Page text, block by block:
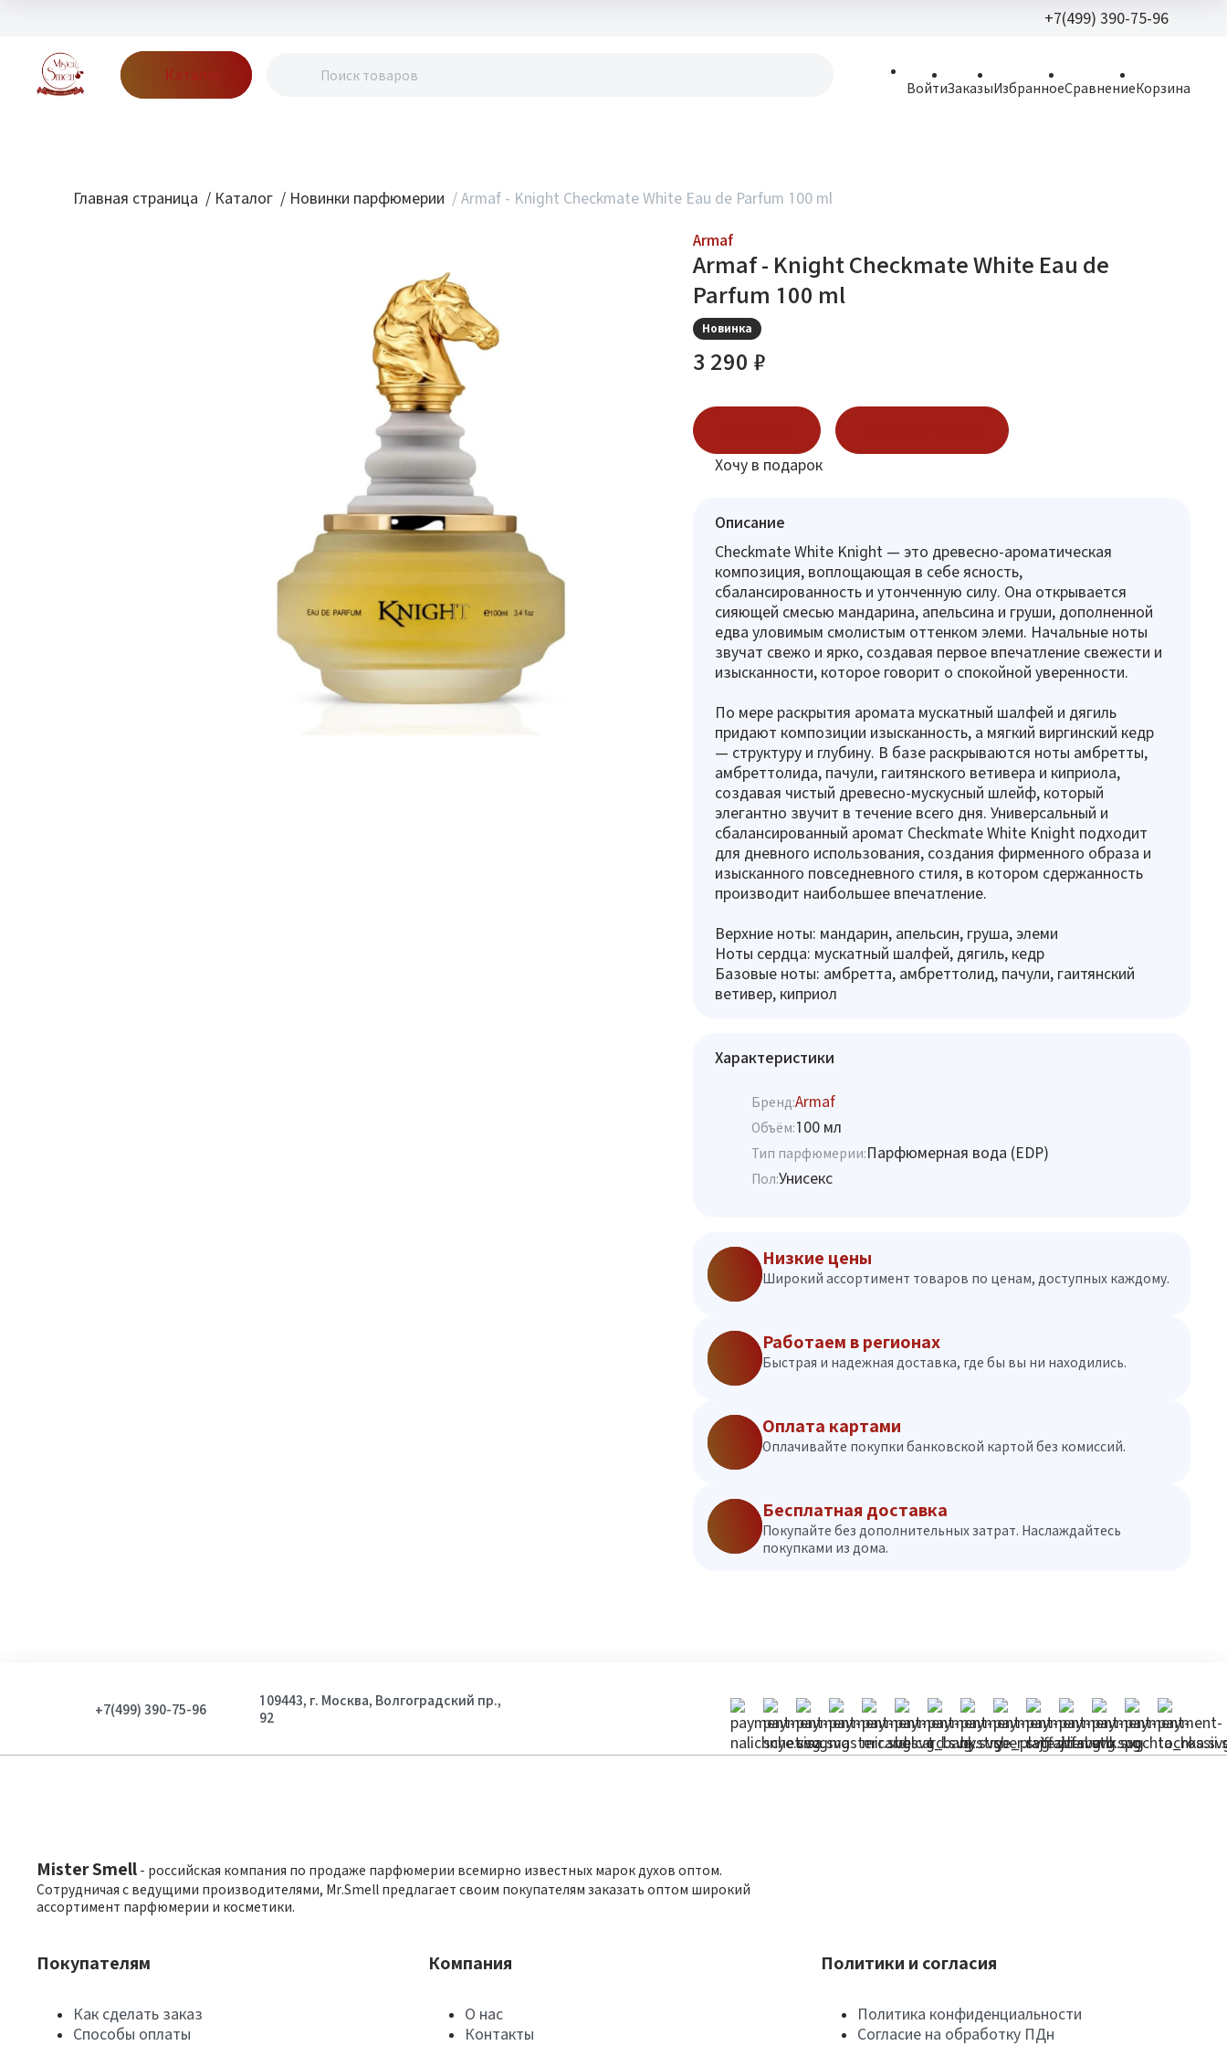
+7(499) 390-75-96
Каталог
ВойтиЗаказыИзбранноеСравнениеКорзина
Главная страница / Каталог / Новинки парфюмерии / Armaf - Knight Checkmate White Eau de Parfum 100 ml
Armaf
Armaf - Knight Checkmate White Eau de
Parfum 100 ml
Новинка
3 290 ₽
Хочу в подарок
Описание
Checkmate White Knight — это древесно-ароматическая
композиция, воплощающая в себе ясность,
сбалансированность и утонченную силу. Она открывается
сияющей смесью мандарина, апельсина и груши, дополненной
едва уловимым смолистым оттенком элеми. Начальные ноты
звучат свежо и ярко, создавая первое впечатление свежести и
изысканности, которое говорит о спокойной уверенности.
По мере раскрытия аромата мускатный шалфей и дягиль
придают композиции изысканность, а мягкий виргинский кедр
— структуру и глубину. В базе раскрываются ноты амбретты,
амбреттолида, пачули, гаитянского ветивера и киприола,
создавая чистый древесно-мускусный шлейф, который
элегантно звучит в течение всего дня. Универсальный и
сбалансированный аромат Checkmate White Knight подходит
для дневного использования, создания фирменного образа и
изысканного повседневного стиля, в котором сдержанность
производит наибольшее впечатление.
Верхние ноты: мандарин, апельсин, груша, элеми
Ноты сердца: мускатный шалфей, дягиль, кедр
Базовые ноты: амбретта, амбреттолид, пачули, гаитянский
ветивер, киприол
Характеристики
Бренд:Armaf
Объём:100 мл
Тип парфюмерии:Парфюмерная вода (EDP)
Пол:Унисекс
Низкие цены
Широкий ассортимент товаров по ценам, доступных каждому.
Работаем в регионах
Быстрая и надежная доставка, где бы вы ни находились.
Оплата картами
Оплачивайте покупки банковской картой без комиссий.
Бесплатная доставка
Покупайте без дополнительных затрат. Наслаждайтесь
покупками из дома.
+7(499) 390-75-96
109443, г. Москва, Волгоградский пр.,
92
Mister Smell - российская компания по продаже парфюмерии всемирно известных марок духов оптом.
Сотрудничая с ведущими производителями, Mr.Smell предлагает своим покупателям заказать оптом широкий
ассортимент парфюмерии и косметики.
Покупателям
Как сделать заказ
Способы оплаты
Компания
О нас
Контакты
Политики и согласия
Политика конфиденциальности
Согласие на обработку ПДн